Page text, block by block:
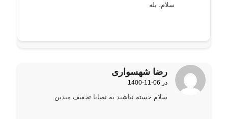
سلام، بله
رضا شهسواری
گفته:1400-11-06 در
سلام خسته نباشید به نصابا تخفیف میدین